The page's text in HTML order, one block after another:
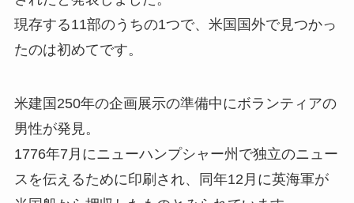
現存する11部のうちの1つで、米国国外で見つかっ
たのは初めてです。
米建国250年の企画展示の準備中にボランティアの
男性が発見。
1776年7月にニューハンプシャー州で独立のニュー
スを伝えるために印刷され、同年12月に英海軍が